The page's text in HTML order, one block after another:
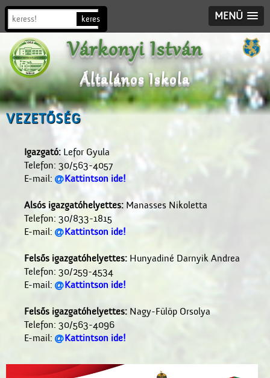
MENÜ
Várkonyi István
Általános Iskola
VEZETŐSÉG
Igazgató: Lefor Gyula
Telefon: 30/563-4057
E-mail: Kattintson ide!
Alsós igazgatóhelyettes: Manasses Nikoletta
Telefon: 30/833-1815
E-mail: Kattintson ide!
Felsős igazgatóhelyettes: Hunyadiné Darnyik Andrea
Telefon: 30/259-4534
E-mail: Kattintson ide!
Felsős igazgatóhelyettes: Nagy-Fülöp Orsolya
Telefon: 30/563-4096
E-mail: Kattintson ide!